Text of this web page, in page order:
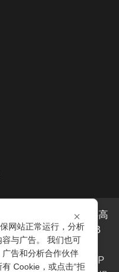
服务提供商，我们提供高
量包，价格最低2元/GB
动态住宅IP和机房IP，
代理IP 和 Socks5代理IP
×
网站正常运行，分析
与广告。 我们也可
告和分析合作伙伴
Cookie，或点击“拒